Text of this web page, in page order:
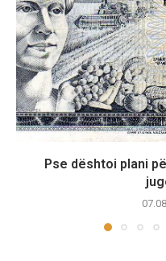
Pse dështoi plani